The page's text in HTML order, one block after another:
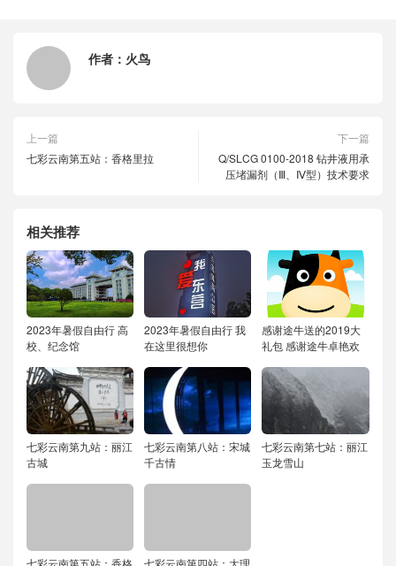
作者： 火鸟
上一篇
七彩云南第五站：香格里拉
下一篇
Q/SLCG 0100-2018 钻井液用承
压堵漏剂（Ⅲ、Ⅳ型）技术要求
相关推荐
2023年暑假自由行高
校、纪念馆
2023年暑假自由行我
在这里很想你
感谢途牛送的2019大
礼包感谢途牛卓艳欢
七彩云南第九站：丽江
古城
七彩云南第八站：宋城
千古情
七彩云南第七站：丽江
玉龙雪山
七彩云南第五站：香格 七彩云南第四站：大理